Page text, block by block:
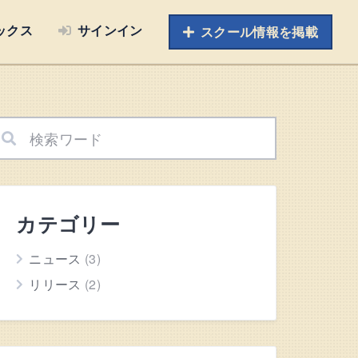
クス サインイン スクール情報を掲載
カテゴリー
ニュース (3)
リリース (2)